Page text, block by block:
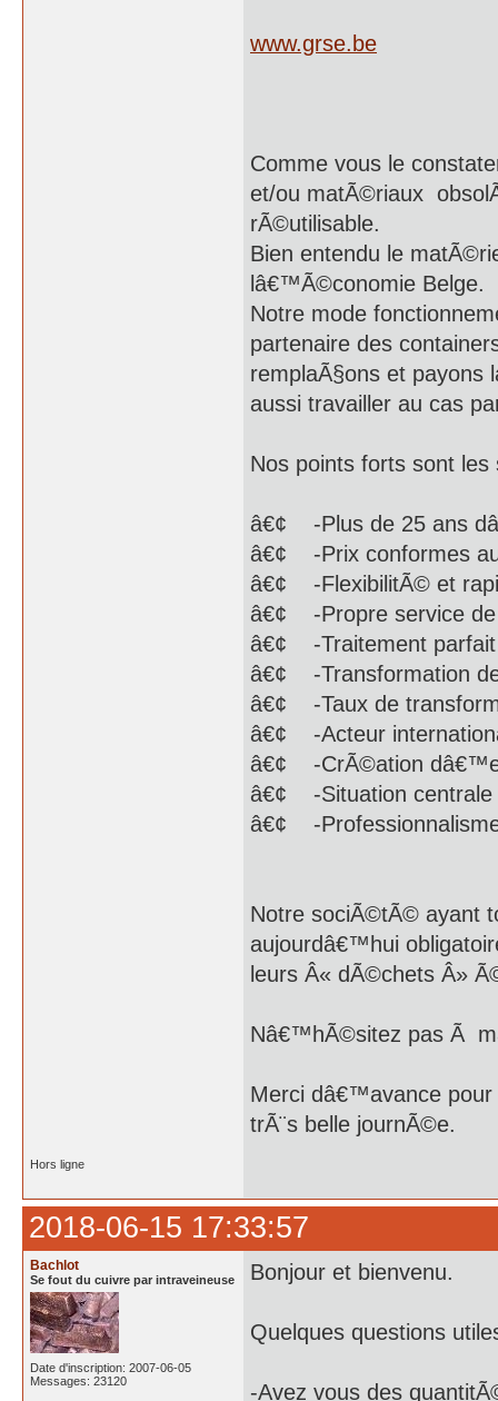
www.grse.be
Comme vous le
et/ou matÃ©riaux
rÃ©utilisable.
Bien entendu le
lâ€™Ã©conomie Belge.
Notre mode
partenaire des
remplaÃ§ons et payons
aussi travailler au cas
Nos points forts sont les
â€¢ -Plus de 25 ans
â€¢ -Prix conformes
â€¢ -FlexibilitÃ© et
â€¢ -Propre service de
â€¢ -Traitement parfait
â€¢ -Transformation
â€¢ -Taux de
â€¢ -Acteur
â€¢ -CrÃ©ation
â€¢ -Situation centrale
â€¢ -
Notre sociÃ©tÃ© ayant
aujourdâ€™hui
leurs Â« dÃ©chets Â»
Nâ€™hÃ©sitez pas Ã
Merci dâ€™avance
trÃ¨s belle journÃ©e.
Hors ligne
2018-06-15 17:33:57
Bachlot
Se fout du cuivre par intraveineuse
Date d'inscription: 2007-06-05
Messages: 23120
Bonjour et bienvenu.
Quelques questions
-Avez vous des